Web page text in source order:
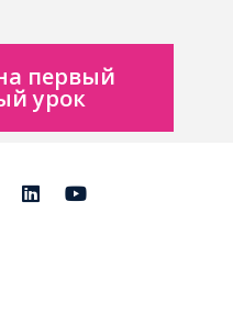
первый
урок